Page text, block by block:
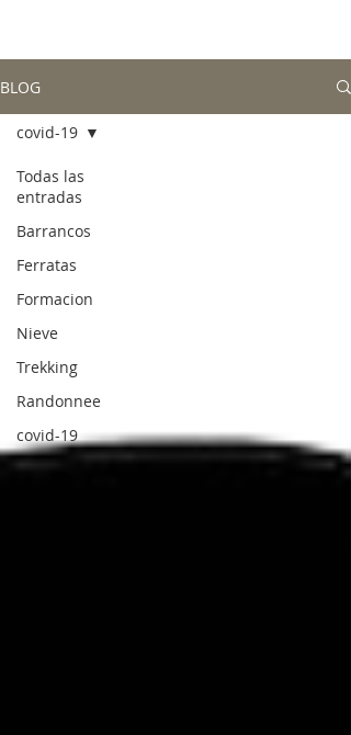
BLOG
Todas las
entradas
Barrancos
Ferratas
Formacion
Nieve
Trekking
Randonnee
covid-19
covid-19